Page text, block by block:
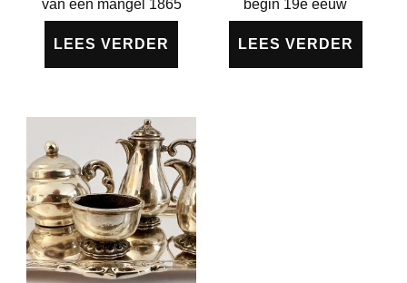
van een mangel 1865
LEES VERDER
begin 19e eeuw
LEES VERDER